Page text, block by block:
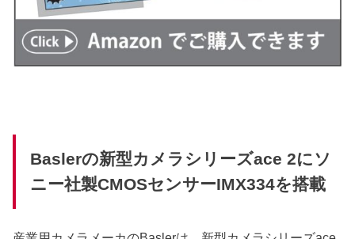
Baslerの新型カメラシリーズace 2にソ
ニー社製CMOSセンサーIMX334を搭載